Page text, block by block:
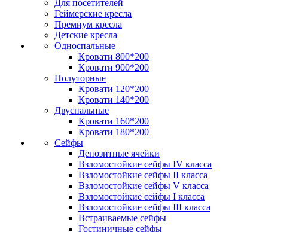
Для посетителей
Геймерские кресла
Премиум кресла
Детские кресла
Односпальные
Кровати 800*200
Кровати 900*200
Полуторные
Кровати 120*200
Кровати 140*200
Двуспальные
Кровати 160*200
Кровати 180*200
Сейфы
Депозитные ячейки
Взломостойкие сейфы IV класса
Взломостойкие сейфы II класса
Взломостойкие сейфы V класса
Взломостойкие сейфы I класса
Взломостойкие сейфы III класса
Встраиваемые сейфы
Гостиничные сейфы